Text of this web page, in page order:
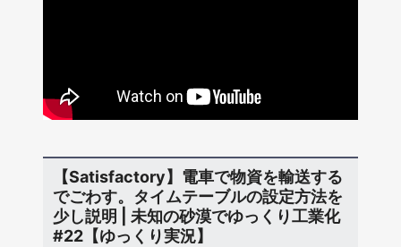
【Satisfactory】電車で物資を輸送する
でごわす。タイムテーブルの設定方法を
少し説明 | 未知の砂漠でゆっくり工業化
#22【ゆっくり実況】